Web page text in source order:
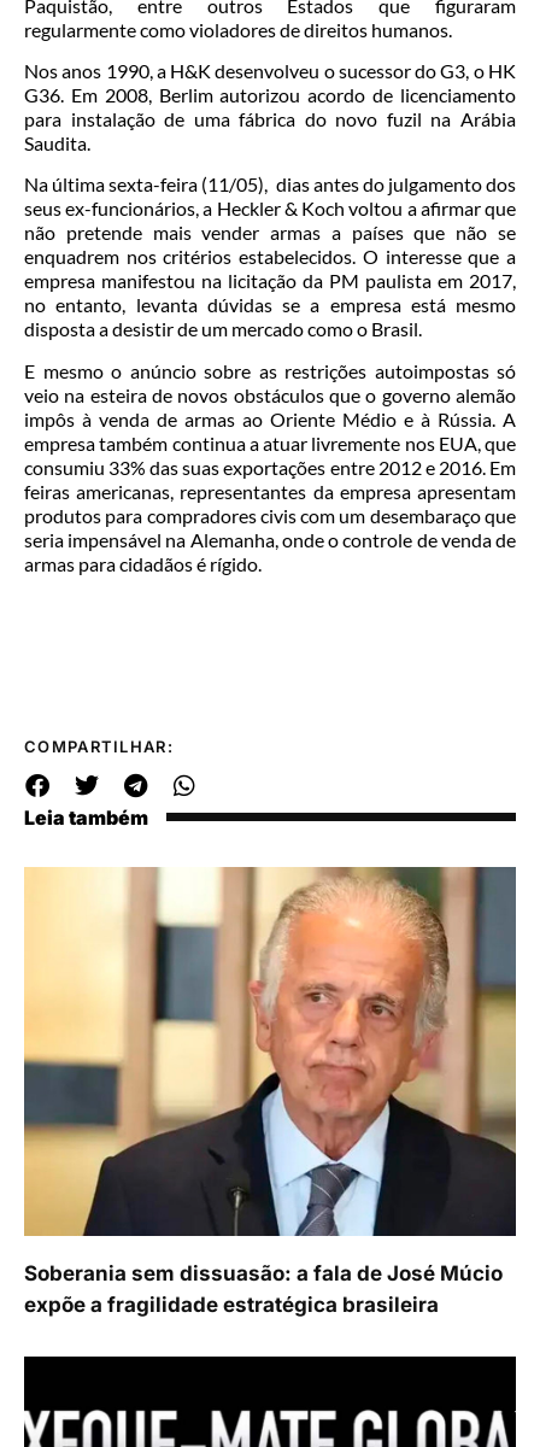
Paquistão, entre outros Estados que figuraram
regularmente como violadores de direitos humanos.
Nos anos 1990, a H&K desenvolveu o sucessor do G3, o HK
G36. Em 2008, Berlim autorizou acordo de licenciamento
para instalação de uma fábrica do novo fuzil na Arábia
Saudita.
Na última sexta-feira (11/05), dias antes do julgamento dos
seus ex-funcionários, a Heckler & Koch voltou a afirmar que
não pretende mais vender armas a países que não se
enquadrem nos critérios estabelecidos. O interesse que a
empresa manifestou na licitação da PM paulista em 2017,
no entanto, levanta dúvidas se a empresa está mesmo
disposta a desistir de um mercado como o Brasil.
E mesmo o anúncio sobre as restrições autoimpostas só
veio na esteira de novos obstáculos que o governo alemão
impôs à venda de armas ao Oriente Médio e à Rússia. A
empresa também continua a atuar livremente nos EUA, que
consumiu 33% das suas exportações entre 2012 e 2016. Em
feiras americanas, representantes da empresa apresentam
produtos para compradores civis com um desembaraço que
seria impensável na Alemanha, onde o controle de venda de
armas para cidadãos é rígido.
COMPARTILHAR:
Leia também
Soberania sem dissuasão: a fala de José Múcio
expõe a fragilidade estratégica brasileira